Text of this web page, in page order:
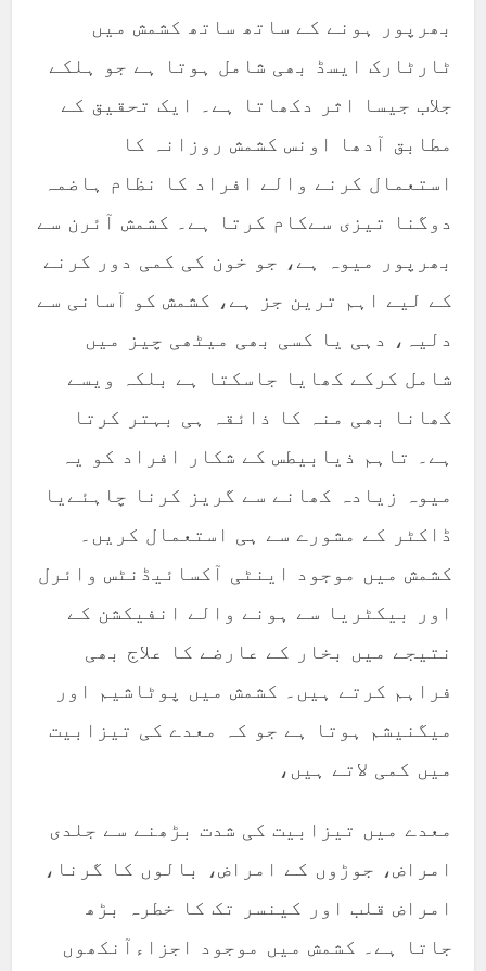
بھرپور ہونے کے ساتھ ساتھ کشمش میں
ٹارٹارک ایسڈ بھی شامل ہوتا ہے جو ہلکے
جلاب جیسا اثر دکھاتا ہے۔ ایک تحقیق کے
مطابق آدھا اونس کشمش روزانہ کا
استعمال کرنے والے افراد کا نظام ہاضمہ
دوگنا تیزی سےکام کرتا ہے۔ کشمش آئرن سے
بھرپور میوہ ہے، جو خون کی کمی دور کرنے
کے لیے اہم ترین جز ہے، کشمش کو آسانی سے
دلیہ، دہی یا کسی بھی میٹھی چیز میں
شامل کرکے کھایا جاسکتا ہے بلکہ ویسے
کھانا بھی منہ کا ذائقہ ہی بہتر کرتا
ہے۔ تاہم ذیابیطس کے شکار افراد کو یہ
میوہ زیادہ کھانے سے گریز کرنا چاہئےیا
ڈاکٹر کے مشورے سے ہی استعمال کریں۔
کشمش میں موجود اینٹی آکسائیڈنٹس وائرل
اور بیکٹریا سے ہونے والے انفیکشن کے
نتیجے میں بخار کے عارضے کا علاج بھی
فراہم کرتے ہیں۔ کشمش میں پوٹاشیم اور
میگنیشم ہوتا ہے جو کہ معدے کی تیزابیت
میں کمی لاتے ہیں،
معدے میں تیزابیت کی شدت بڑھنے سے جلدی
امراض، جوڑوں کے امراض، بالوں کا گرنا،
امراض قلب اور کینسر تک کا خطرہ بڑھ
جاتا ہے۔ کشمش میں موجود اجزاءآنکھوں